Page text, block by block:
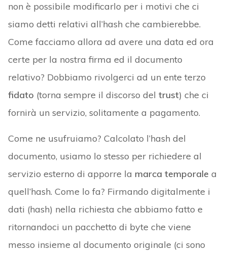
non è possibile modificarlo per i motivi che ci
siamo detti relativi all’hash che cambierebbe.
Come facciamo allora ad avere una data ed ora
certe per la nostra firma ed il documento
relativo? Dobbiamo rivolgerci ad un ente terzo
fidato (torna sempre il discorso del trust) che ci
fornirà un servizio, solitamente a pagamento.
Come ne usufruiamo? Calcolato l’hash del
documento, usiamo lo stesso per richiedere al
servizio esterno di apporre la marca temporale a
quell’hash. Come lo fa? Firmando digitalmente i
dati (hash) nella richiesta che abbiamo fatto e
ritornandoci un pacchetto di byte che viene
messo insieme al documento originale (ci sono